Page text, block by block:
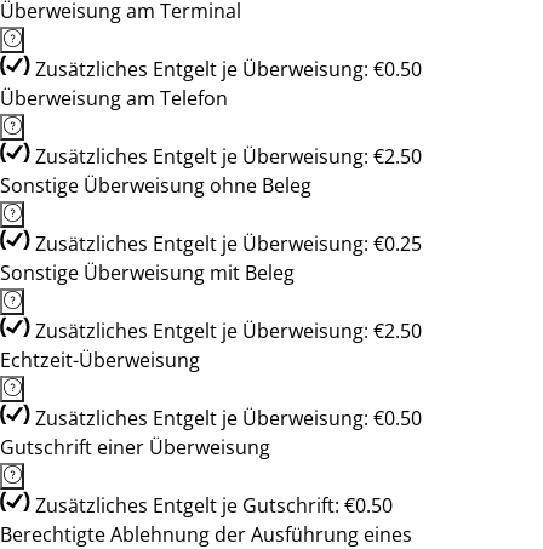
Überweisung am Terminal
Zusätzliches Entgelt je Überweisung: €0.50
Überweisung am Telefon
Zusätzliches Entgelt je Überweisung: €2.50
Sonstige Überweisung ohne Beleg
Zusätzliches Entgelt je Überweisung: €0.25
Sonstige Überweisung mit Beleg
Zusätzliches Entgelt je Überweisung: €2.50
Echtzeit-Überweisung
Zusätzliches Entgelt je Überweisung: €0.50
Gutschrift einer Überweisung
Zusätzliches Entgelt je Gutschrift: €0.50
Berechtigte Ablehnung der Ausführung eines